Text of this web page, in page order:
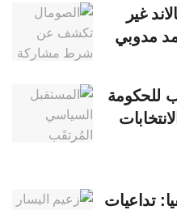
غير
مدوبي
للحكومة
تداعيات